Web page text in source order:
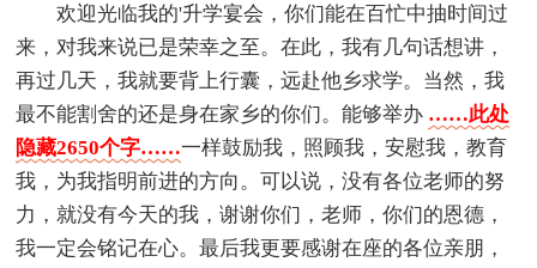
欢迎光临我的'升学宴会，你们能在百忙中抽时间过
来，对我来说已是荣幸之至。在此，我有几句话想讲，
再过几天，我就要背上行囊，远赴他乡求学。当然，我
最不能割舍的还是身在家乡的你们。能够举办 ……此处
隐藏2650个字……一样鼓励我，照顾我，安慰我，教育
我，为我指明前进的方向。可以说，没有各位老师的努
力，就没有今天的我，谢谢你们，老师，你们的恩德，
我一定会铭记在心。最后我更要感谢在座的各位亲朋，